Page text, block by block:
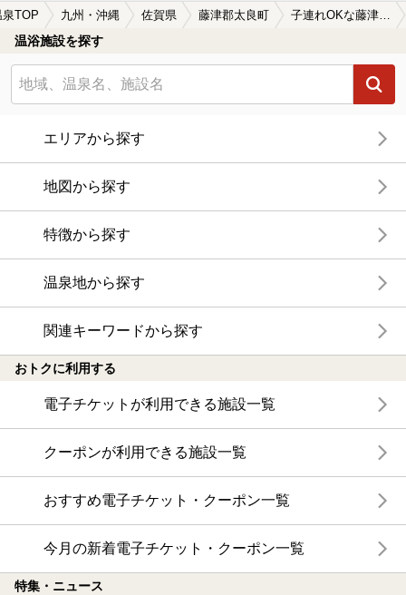
泉TOP 九州・沖縄 佐賀県 藤津郡太良町 子連れOKな藤津郡太良町の温泉、日帰り温泉、スーパー銭湯おすすめ
温浴施設を探す
エリアから探す
地図から探す
特徴から探す
温泉地から探す
関連キーワードから探す
おトクに利用する
電子チケットが利用できる施設一覧
クーポンが利用できる施設一覧
おすすめ電子チケット・クーポン一覧
今月の新着電子チケット・クーポン一覧
特集・ニュース